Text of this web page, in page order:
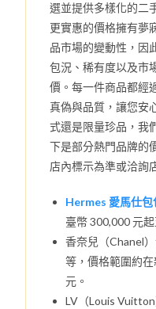
選並提供多樣化的二
更實惠的價格擁有夢
品市場的變動性，因
包況、稀有度以及市
價。每一件商品都經
真偽與品質，讓您安
式還是限量珍品，我
下是部分熱門品牌的
店內標示為準或洽詢
Hermes 愛馬仕包
臺幣 300,000 元
香奈兒（Chanel
等，價格範圍約
元。
LV（Louis